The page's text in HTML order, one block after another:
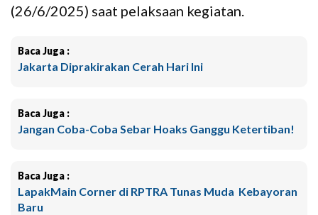
(26/6/2025) saat pelaksaan kegiatan.
Baca Juga :
Jakarta Diprakirakan Cerah Hari Ini
Baca Juga :
Jangan Coba-Coba Sebar Hoaks Ganggu Ketertiban!
Baca Juga :
LapakMain Corner di RPTRA Tunas Muda Kebayoran
Baru